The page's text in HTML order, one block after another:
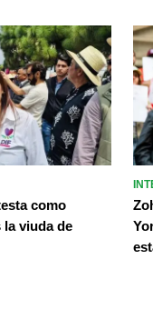
como
la viuda de